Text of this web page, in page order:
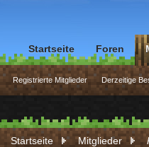
Startseite Mitglieder
Startseite Foren
Registrierte Mitglieder Derzeitige